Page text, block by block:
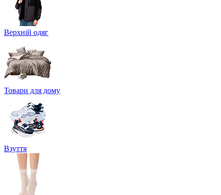
Верхній одяг
Товари для дому
Взуття